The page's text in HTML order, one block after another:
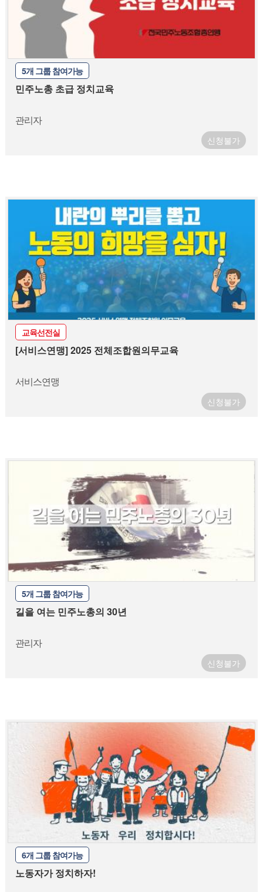
5개 그룹 참여가능
민주노총 초급 정치교육
관리자
신청불가
교육선전실
[서비스연맹] 2025 전체조합원의무교육
서비스연맹
신청불가
5개 그룹 참여가능
길을 여는 민주노총의 30년
관리자
신청불가
6개 그룹 참여가능
노동자가 정치하자!